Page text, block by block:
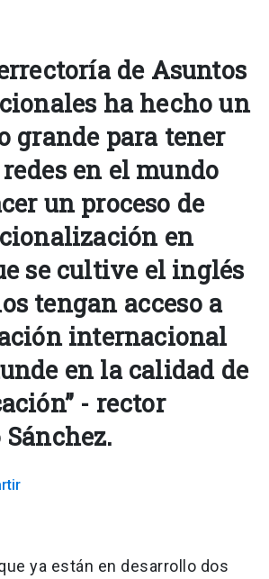
de Asuntos
ha hecho un
grande para tener
en el mundo
un proceso de
en
se cultive el inglés
tengan acceso a
internacional
en la calidad de
- rector
ya están en desarrollo dos